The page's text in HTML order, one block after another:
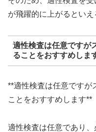
が飛躍的に上がるといえ
適性検査は任意ですが
ることをおすすめしま
**適性検査は任意ですが
ことをおすすめします**
適性検査は任意であり